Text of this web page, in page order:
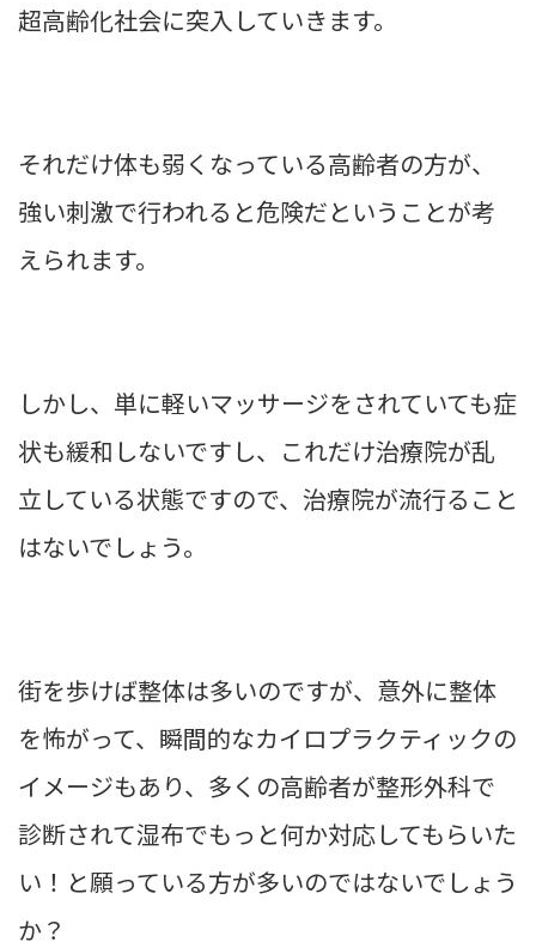
超高齢化社会に突入していきます。
それだけ体も弱くなっている高齢者の方が、
強い刺激で行われると危険だということが考
えられます。
しかし、単に軽いマッサージをされていても症
状も緩和しないですし、これだけ治療院が乱
立している状態ですので、治療院が流行ること
はないでしょう。
街を歩けば整体は多いのですが、意外に整体
を怖がって、瞬間的なカイロプラクティックの
イメージもあり、多くの高齢者が整形外科で
診断されて湿布でもっと何か対応してもらいた
い！と願っている方が多いのではないでしょう
か？